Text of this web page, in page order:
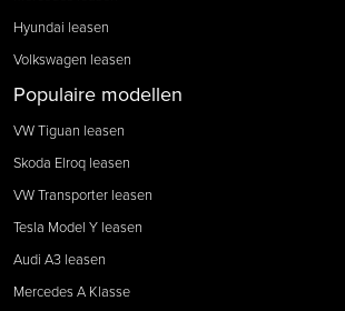
Hyundai leasen
Volkswagen leasen
Populaire modellen
VW Tiguan leasen
Skoda Elroq leasen
VW Transporter leasen
Tesla Model Y leasen
Audi A3 leasen
Mercedes A Klasse